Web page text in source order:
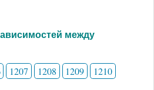
между
1207 1208 1209 1210